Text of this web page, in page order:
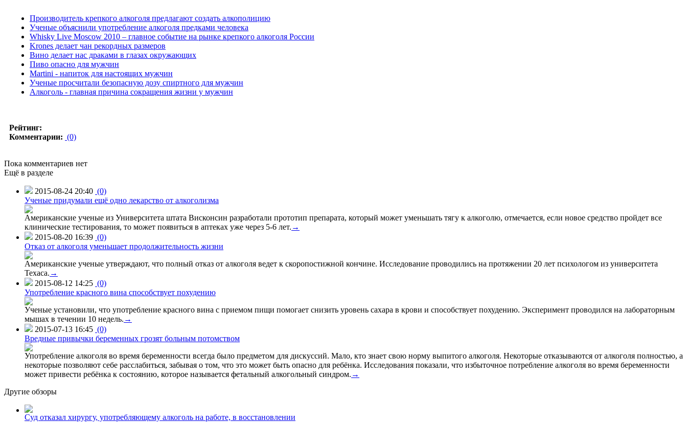
Производитель крепкого алкоголя предлагают создать алкополицию
Ученые объяснили употребление алкоголя предками человека
Whisky Live Moscow 2010 – главное событие на рынке крепкого алкоголя России
Krones делает чан рекордных размеров
Вино делает нас драками в глазах окружающих
Пиво опасно для мужчин
Martini - напиток для настоящих мужчин
Ученые просчитали безопасную дозу спиртного для мужчин
Алкоголь - главная причина сокращения жизни у мужчин
Рейтинг:
Комментарии: (0)
Пока комментариев нет
Ещё в разделе
2015-08-24 20:40 (0)
Ученые придумали ещё одно лекарство от алкоголизма
Американские ученые из Университета штата Висконсин разработали прототип препарата, который может уменьшать тягу к алкоголю, отмечается, если новое средство пройдет все
клинические тестирования, то может появиться в аптеках уже через 5-6 лет. →
2015-08-20 16:39 (0)
Отказ от алкоголя уменьшает продолжительность жизни
Американские ученые утверждают, что полный отказ от алкоголя ведет к скоропостижной кончине. Исследование проводились на протяжении 20 лет психологом из университета
Техаса. →
2015-08-12 14:25 (0)
Употребление красного вина способствует похудению
Ученые установили, что употребление красного вина с приемом пищи помогает снизить уровень сахара в крови и способствует похудению. Эксперимент проводился на лабораторным
мышах в течении 10 недель. →
2015-07-13 16:45 (0)
Вредные привычки беременных грозят больным потомством
Употребление алкоголя во время беременности всегда было предметом для дискуссий. Мало, кто знает свою норму выпитого алкоголя. Некоторые отказываются от алкоголя полностью, а
некоторые позволяют себе расслабиться, забывая о том, что это может быть опасно для ребёнка. Исследования показали, что избыточное потребление алкоголя во время беременности
может привести ребёнка к состоянию, которое называется фетальный алкогольный синдром. →
Другие обзоры
Суд отказал хирургу, употребляющему алкоголь на работе, в восстановлении